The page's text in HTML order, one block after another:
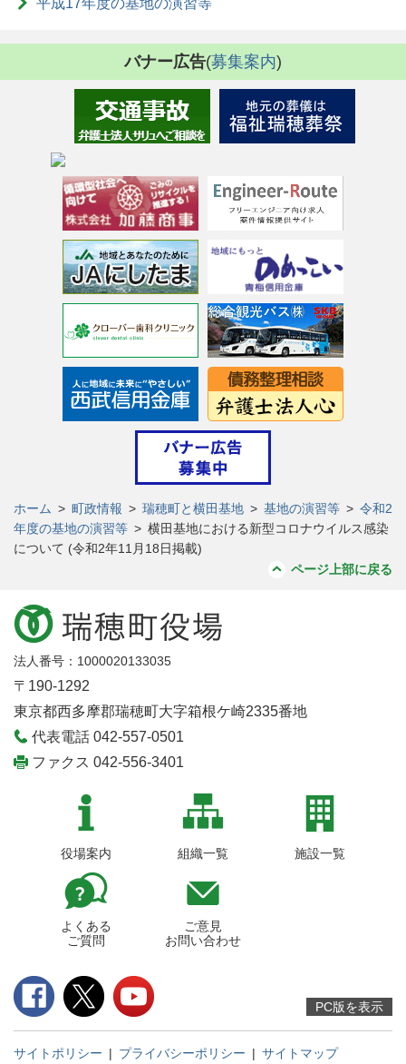
平成17年度の基地の演習等
バナー広告(募集案内)
ホーム > 町政情報 > 瑞穂町と横田基地 > 基地の演習等 > 令和2
年度の基地の演習等 > 横田基地における新型コロナウイルス感染
について (令和2年11月18日掲載)
ページ上部に戻る
法人番号：1000020133035
〒190-1292
東京都西多摩郡瑞穂町大字箱根ケ崎2335番地
代表電話 042-557-0501
ファクス 042-556-3401
役場案内 組織一覧 施設一覧
よくある
ご質問
ご意見
お問い合わせ
サイトポリシー | プライバシーポリシー | サイトマップ
PC版を表示